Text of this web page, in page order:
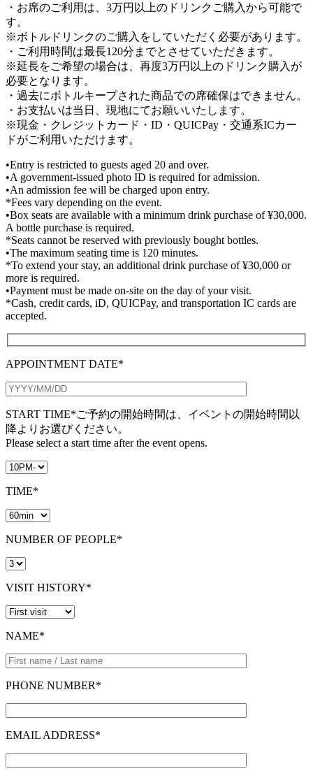
・お席のご利用は、3万円以上のドリンクご購入から可能で
す。
※ボトルドリンクのご購入をしていただく必要があります。
・ご利用時間は最長120分までとさせていただきます。
※延長をご希望の場合は、再度3万円以上のドリンク購入が
必要となります。
・過去にボトルキープされた商品での席確保はできません。
・お支払いは当日、現地にてお願いいたします。
※現金・クレジットカード・ID・QUICPay・交通系ICカー
ドがご利用いただけます。
•Entry is restricted to guests aged 20 and over.
•A government-issued photo ID is required for admission.
•An admission fee will be charged upon entry.
*Fees vary depending on the event.
•Box seats are available with a minimum drink purchase of ¥30,000.
A bottle purchase is required.
*Seats cannot be reserved with previously bought bottles.
•The maximum seating time is 120 minutes.
*To extend your stay, an additional drink purchase of ¥30,000 or
more is required.
•Payment must be made on-site on the day of your visit.
*Cash, credit cards, iD, QUICPay, and transportation IC cards are
accepted.
APPOINTMENT DATE*
START TIME*ご予約の開始時間は、イベントの開始時間以
降よりお選びください。
Please select a start time after the event opens.
TIME*
NUMBER OF PEOPLE*
VISIT HISTORY*
NAME*
PHONE NUMBER*
EMAIL ADDRESS*